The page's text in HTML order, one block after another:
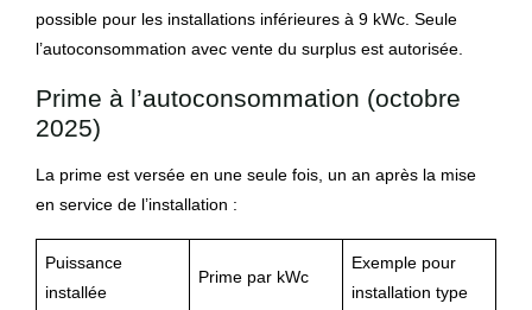
possible pour les installations inférieures à 9 kWc. Seule
l’autoconsommation avec vente du surplus est autorisée.
Prime à l’autoconsommation (octobre
2025)
La prime est versée en une seule fois, un an après la mise
en service de l’installation :
Puissance
installée
Prime par kWc
Exemple pour
installation type